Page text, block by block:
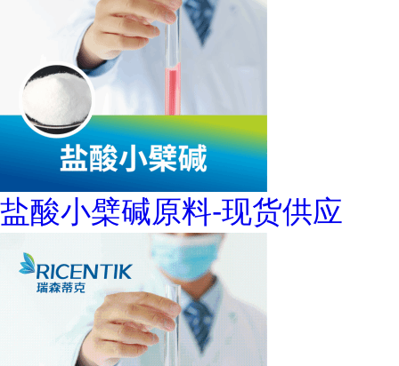
盐酸小檗碱原料-现货供应